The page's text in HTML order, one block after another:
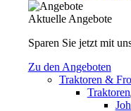
Aktuelle Angebote
Sparen Sie jetzt mit
Zu den Angeboten
Traktoren &
Traktoren